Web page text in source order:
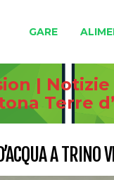
GARE
|
Terre
A TRINO